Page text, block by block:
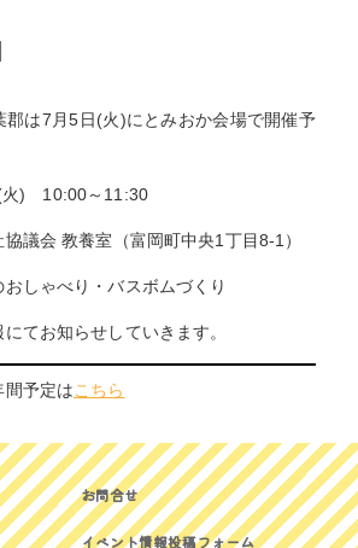
郡は7月5日(火)にとみおか会場で開催予
) 10:00～11:30
議会 教養室（富岡町中央1丁目8-1）
しゃべり・バスボムづくり
てお知らせしていきます。
間予定はこちら
お問合せ
イベント情報投稿フォーム